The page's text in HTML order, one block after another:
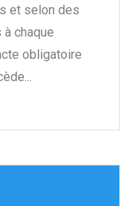
et selon des
chaque
obligatoire